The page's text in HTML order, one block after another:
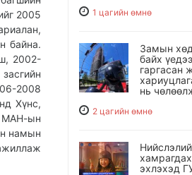
2005
байна.
2002-
2008
Хүнс,
МАН-ын
намын
1 цагийн өмнө
Замын
байх
гаргасан
нь
2 цагийн өмнө
эхлэхэд